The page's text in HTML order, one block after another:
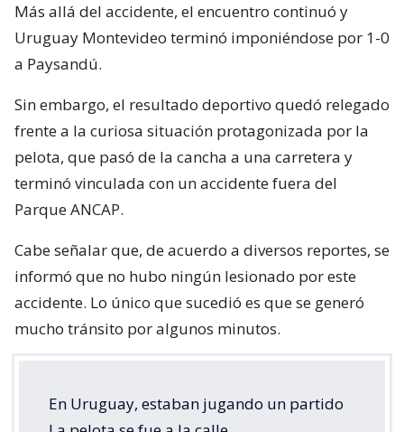
Más allá del accidente, el encuentro continuó y
Uruguay Montevideo terminó imponiéndose por 1-0
a Paysandú.
Sin embargo, el resultado deportivo quedó relegado
frente a la curiosa situación protagonizada por la
pelota, que pasó de la cancha a una carretera y
terminó vinculada con un accidente fuera del
Parque ANCAP.
Cabe señalar que, de acuerdo a diversos reportes, se
informó que no hubo ningún lesionado por este
accidente. Lo único que sucedió es que se generó
mucho tránsito por algunos minutos.
En Uruguay, estaban jugando un partido